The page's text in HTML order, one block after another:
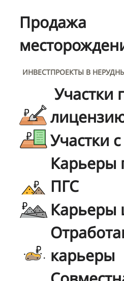
Продажа
ИНВЕСТПРОЕКТЫ В
Участки
Участки
Карьеры
ПГС
Карьеры
карьеры